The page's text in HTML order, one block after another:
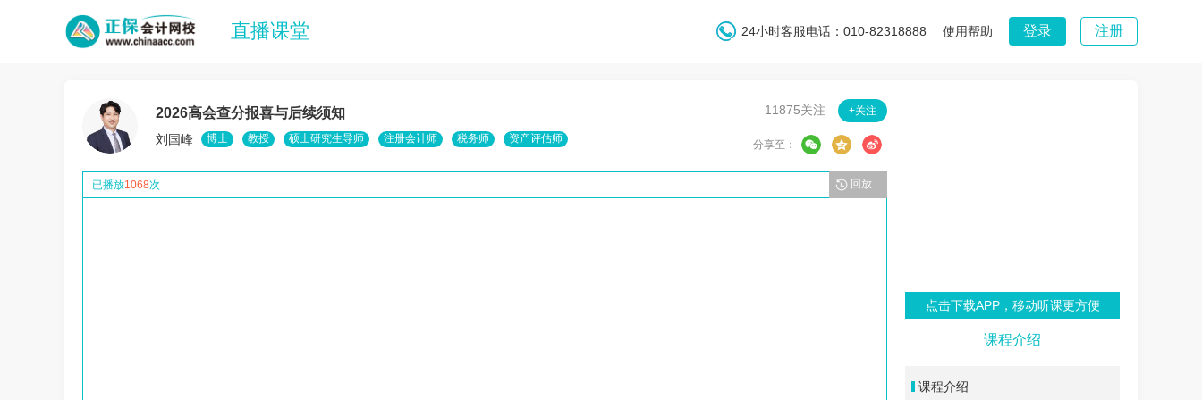
直播课堂 登录 注册
使用帮助
24小时客服电话：010-82318888
11875关注 +关注
分享至：
2026高会查分报喜与后续须知
刘国峰 博士 教授 硕士研究生导师 注册会计师 税务师 资产评估师
已播放1068次 回放
点击下载APP，移动听课更方便
课程介绍
课程介绍